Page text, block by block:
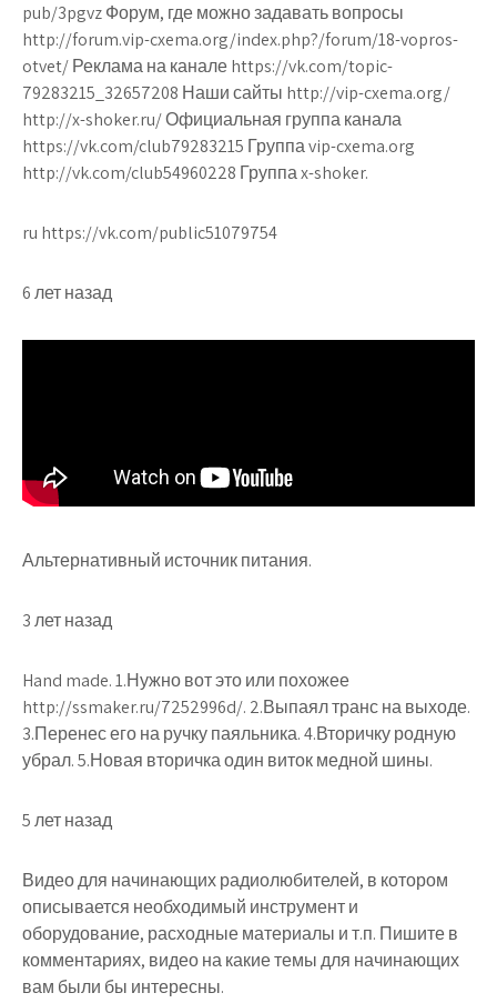
pub/3pgvz Форум, где можно задавать вопросы
http://forum.vip-cxema.org/index.php?/forum/18-vopros-
otvet/ Реклама на канале https://vk.com/topic-
79283215_32657208 Наши сайты http://vip-cxema.org/
http://x-shoker.ru/ Официальная группа канала
https://vk.com/club79283215 Группа vip-cxema.org
http://vk.com/club54960228 Группа x-shoker.
ru https://vk.com/public51079754
6 лет назад
Альтернативный источник питания.
3 лет назад
Hand made. 1.Нужно вот это или похожее
http://ssmaker.ru/7252996d/. 2.Выпаял транс на выходе.
3.Перенес его на ручку паяльника. 4.Вторичку родную
убрал. 5.Новая вторичка один виток медной шины.
5 лет назад
Видео для начинающих радиолюбителей, в котором
описывается необходимый инструмент и
оборудование, расходные материалы и т.п. Пишите в
комментариях, видео на какие темы для начинающих
вам были бы интересны.